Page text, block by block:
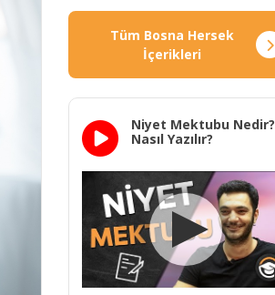
Tüm Bosna Hersek
İçerikleri
Niyet Mektubu Nedir?
Nasıl Yazılır?